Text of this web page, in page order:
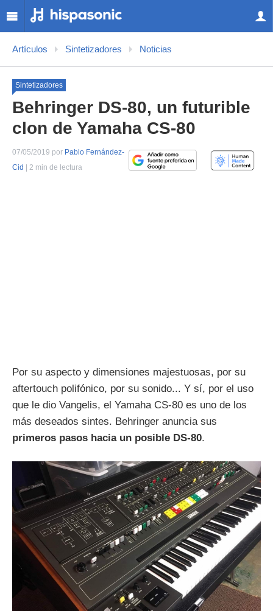
Artículos Sintetizadores Noticias
Sintetizadores
Behringer DS-80, un futurible
clon de Yamaha CS-80
07/05/2019 por Pablo Fernández-
Cid
| 2 min de lectura
Por su aspecto y dimensiones majestuosas, por su
aftertouch polifónico, por su sonido... Y sí, por el uso
que le dio Vangelis, el Yamaha CS-80 es uno de los
más deseados sintes. Behringer anuncia sus
primeros pasos hacia un posible DS-80.